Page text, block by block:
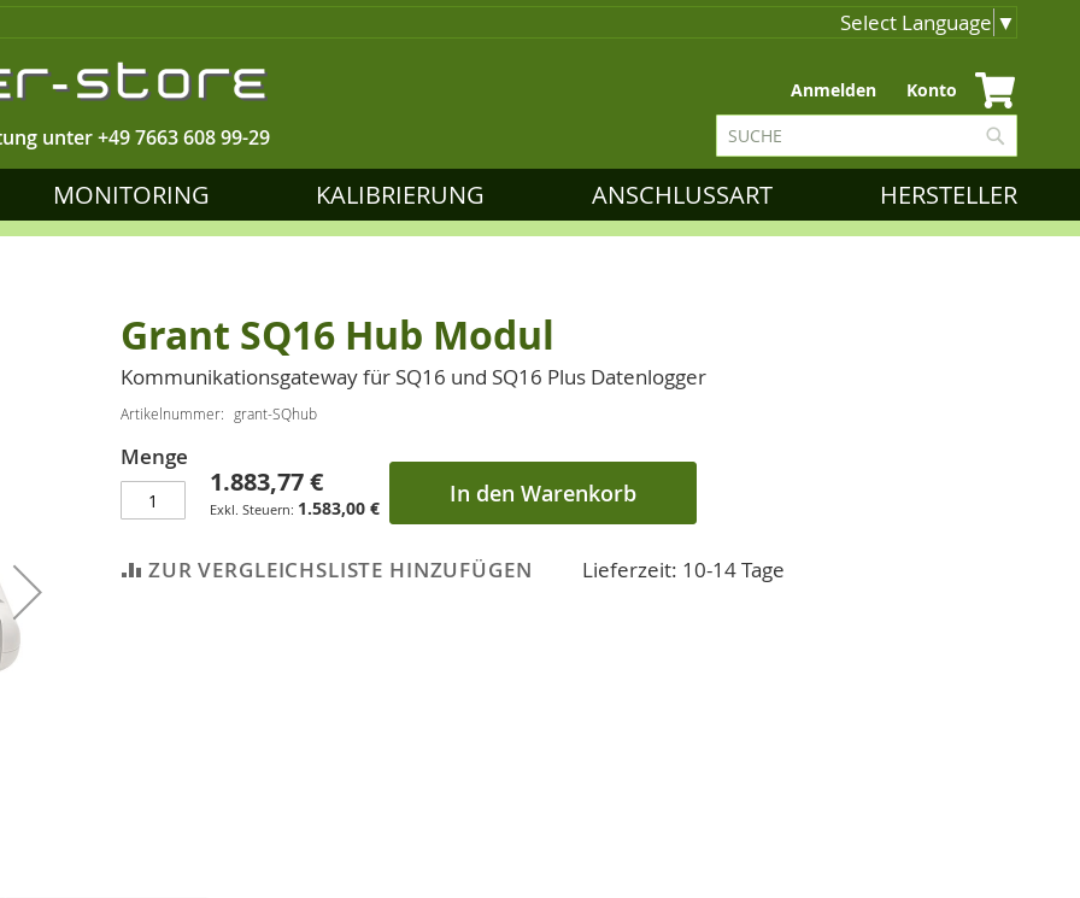
Select Language ▼
unter+49 7663 608 99-29
Zum
Inhalt
springen
Anmelden Konto
Suche
MONITORING KALIBRIERUNG ANSCHLUSSART HERSTELLER
Grant SQ16 Hub Modul
Kommunikationsgateway für SQ16 und SQ16 Plus Datenlogger
Artikelnummer grant-SQhub
Menge
1.883,77 €
1.583,00 € In den Warenkorb
ZUR VERGLEICHSLISTE HINZUFÜGEN Lieferzeit: 10-14 Tage